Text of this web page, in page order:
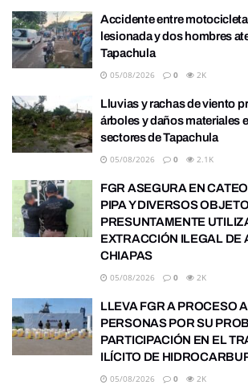
Accidente entre
lesionada y dos hombres
Tapachula
05/08/2026 0 2K
Lluvias y rachas de viento
árboles y daños materiales
sectores de Tapachula
05/08/2026 0 2.1K
FGR ASEGURA EN
PIPA Y DIVERSOS
PRESUNTAMENTE
EXTRACCIÓN ILEGAL DE
CHIAPAS
05/08/2026 0 2K
LLEVA FGR A PROCESO
PERSONAS POR SU
PARTICIPACIÓN EN EL
ILÍCITO DE
05/08/2026 0 2K